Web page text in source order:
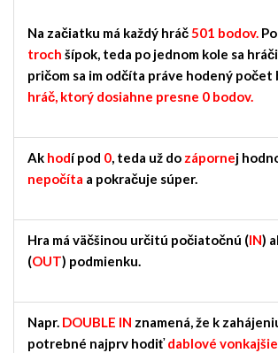
Na začiatku má každý hráč501 bodov.
troch šípok, teda po jednom kole sa
pričom sa im odčíta práve hodený počet
hráč, ktorý dosiahne presne 0 bodov.
Ak hodí pod 0, teda už do zápornej
nepočíta a pokračuje súper.
Hra má väčšinou určitú počiatočnú (IN)
(OUT) podmienku.
Napr. DOUBLE IN znamená, že k
potrebné najprv hodiťdablové